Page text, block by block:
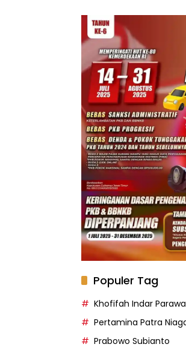
Populer Tag
Khofifah Indar
Pertamina Patra
Prabowo Subianto